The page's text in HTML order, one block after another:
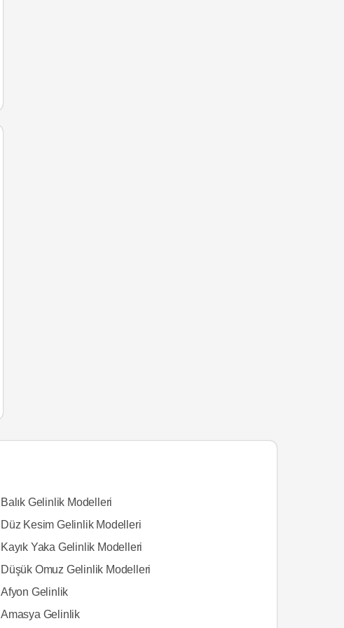
Balık Gelinlik Modelleri
Düz Kesim Gelinlik Modelleri
Kayık Yaka Gelinlik Modelleri
Düşük Omuz Gelinlik Modelleri
Afyon Gelinlik
Amasya Gelinlik